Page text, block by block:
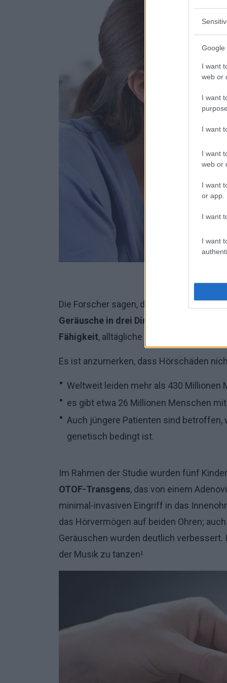
Google
I want
web or
I want
I want
I want
web or
I want
or app.
I want
I want
Die Forscher sagen, dass das Ziel der
Geräusche in drei Dimensionen zu hören
Fähigkeit, alltägliche Aktivitäten, wie z.B.
Es ist anzumerken, dass Hörschäden
Weltweit leiden mehr als 430 Millionen
es gibt etwa 26 Millionen Menschen
Auch jüngere Patienten sind betroffen,
genetisch bedingt ist.
Im Rahmen der Studie wurden fünf
OTOF-Transgens, das von einem
minimal-invasiven Eingriff in das
das Hörvermögen auf beiden Ohren;
Geräuschen wurden deutlich
der Musik zu tanzen!